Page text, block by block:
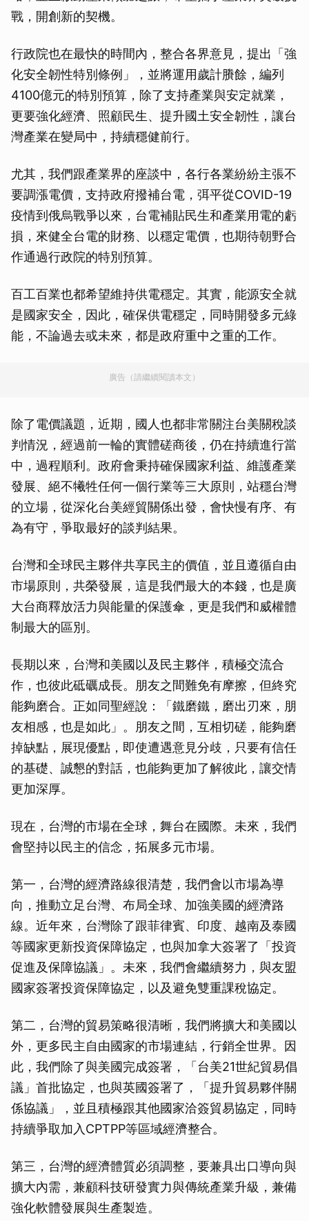
戰，開創新的契機。
行政院也在最快的時間內，整合各界意見，提出「強
化安全韌性特別條例」，並將運用歲計賸餘，編列
4100億元的特別預算，除了支持產業與安定就業，
更要強化經濟、照顧民生、提升國土安全韌性，讓台
灣產業在變局中，持續穩健前行。
尤其，我們跟產業界的座談中，各行各業紛紛主張不
要調漲電價，支持政府撥補台電，弭平從COVID-19
疫情到俄烏戰爭以來，台電補貼民生和產業用電的虧
損，來健全台電的財務、以穩定電價，也期待朝野合
作通過行政院的特別預算。
百工百業也都希望維持供電穩定。其實，能源安全就
是國家安全，因此，確保供電穩定，同時開發多元綠
能，不論過去或未來，都是政府重中之重的工作。
廣告（請繼續閱讀本文）
除了電價議題，近期，國人也都非常關注台美關稅談
判情況，經過前一輪的實體磋商後，仍在持續進行當
中，過程順利。政府會秉持確保國家利益、維護產業
發展、絕不犧牲任何一個行業等三大原則，站穩台灣
的立場，從深化台美經貿關係出發，會快慢有序、有
為有守，爭取最好的談判結果。
台灣和全球民主夥伴共享民主的價值，並且遵循自由
市場原則，共榮發展，這是我們最大的本錢，也是廣
大台商釋放活力與能量的保護傘，更是我們和威權體
制最大的區別。
長期以來，台灣和美國以及民主夥伴，積極交流合
作，也彼此砥礪成長。朋友之間難免有摩擦，但終究
能夠磨合。正如同聖經說：「鐵磨鐵，磨出刃來，朋
友相感，也是如此」。朋友之間，互相切磋，能夠磨
掉缺點，展現優點，即使遭遇意見分歧，只要有信任
的基礎、誠懇的對話，也能夠更加了解彼此，讓交情
更加深厚。
現在，台灣的市場在全球，舞台在國際。未來，我們
會堅持以民主的信念，拓展多元市場。
第一，台灣的經濟路線很清楚，我們會以市場為導
向，推動立足台灣、布局全球、加強美國的經濟路
線。近年來，台灣除了跟菲律賓、印度、越南及泰國
等國家更新投資保障協定，也與加拿大簽署了「投資
促進及保障協議」。未來，我們會繼續努力，與友盟
國家簽署投資保障協定，以及避免雙重課稅協定。
第二，台灣的貿易策略很清晰，我們將擴大和美國以
外，更多民主自由國家的市場連結，行銷全世界。因
此，我們除了與美國完成簽署，「台美21世紀貿易倡
議」首批協定，也與英國簽署了，「提升貿易夥伴關
係協議」，並且積極跟其他國家洽簽貿易協定，同時
持續爭取加入CPTPP等區域經濟整合。
第三，台灣的經濟體質必須調整，要兼具出口導向與
擴大內需，兼顧科技研發實力與傳統產業升級，兼備
強化軟體發展與生產製造。